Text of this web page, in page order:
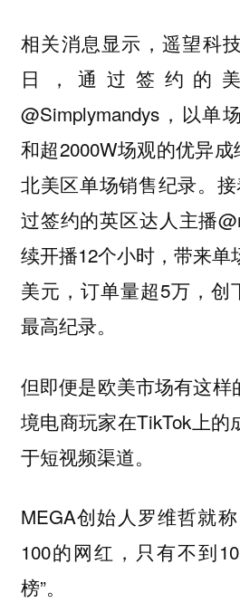
相关消息显示，遥望科
日，通过签约的
@Simplymandys，以单
和超2000W场观的优异
北美区单场销售纪录。
过签约的英区达人主播
续开播12个小时，带来单
美元，订单量超5万，创
最高纪录。
但即便是欧美市场有这样
境电商玩家在TikTok上的
于短视频渠道。
MEGA创始人罗维哲就
100的网红，只有不到
榜”。